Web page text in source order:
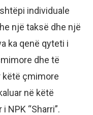
individuale
një taksë dhe një
ka qenë qyteti i
dhe të
këtë çmimore
në këtë
NPK “Sharri”.